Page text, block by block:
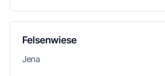
Felsenwiese
Jena